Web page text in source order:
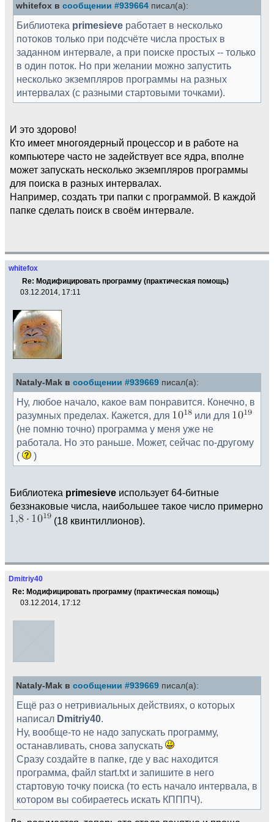
whitefox в сообщении #939664 писал(а):
Библиотека primesieve работает в несколько
потоков только при подсчёте числа простых в
заданном интервале, а при поиске простых -- только
в один поток. Но при желании можно запустить
несколько экземпляров программы на разных
интервалах (с разными стартовыми точками).
И это здорово!
Кто имеет многоядерный процессор и в работе на
компьютере часто не задействует все ядра, вполне
может запускать несколько экземпляров программы
для поиска в разных интервалах.
Например, создать три папки с программой. В каждой
папке сделать поиск в своём интервале.
whitefox
Re: Модифицировать программу (практическая помощь)
03.12.2014, 17:11
Nataly-Mak в сообщении #939669 писал(а):
Ну, любое начало, какое вам понравится. Конечно, в
разумных пределах. Кажется, для
или для
(не помню точно) программа у меня уже не
работала. Но это раньше. Может, сейчас по-другому
(
)
Библиотека primesieve использует 64-битные
беззнаковые числа, наибольшее такое число примерно
(18 квинтиллионов).
Dmitriy40
Re: Модифицировать программу (практическая помощь)
03.12.2014, 17:12
Nataly-Mak в сообщении #939669 писал(а):
Ещё раз о нетривиальных действиях, о которых
написал Dmitriy40.
Ну, вообще-то не надо запускать программу,
останавливать, снова запуcкать
Сразу создайте в папке, где у вас находится
программа, файл start.txt и запишите в него
стартовую точку поиска (то есть начало интервала, в
котором вы собираетесь искать КПППЧ).